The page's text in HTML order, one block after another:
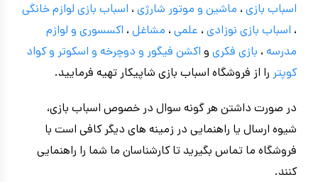
اسباب بازی ، ماشین و موتور شارژی ، اسباب بازی لوازم خانگی
، اسباب بازی نوزادی ، علمی ، مشاغل ، اکسسوری و لوازم
مدرسه ، بازی فکری و اکشن فیگور و دوچرخه و اسکوتر و کواد
کوپتر را از فروشگاه اسباب بازی شاپیکار تهیه فرمایید.
در صورت داشتن هر گونه سوال در خصوص اسباب بازی،
شیوه ارسال یا راهنمایی در زمینه های دیگر کافی است با
فروشگاه ما تماس بگیرید تا کارشناسان ما شما را راهنمایی
کنند.